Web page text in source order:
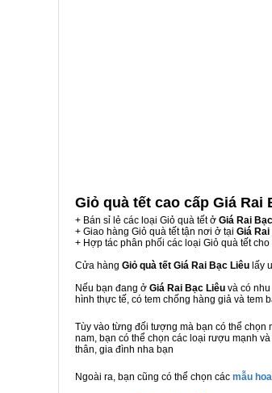
Giỏ quà tết cao cấp Giá Rai
+ Bán sỉ lẻ các loại Giỏ quà tết ở Giá Rai
+ Giao hàng Giỏ quà tết tận nơi ở tại Giá
+ Hợp tác phân phối các loại Giỏ quà tết
Cửa hàng Giỏ quà tết Giá Rai Bạc Liêu lấy
Nếu bạn đang ở Giá Rai Bạc Liêu và có
hình thực tế, có tem chống hàng giả và tem
Tùy vào từng đối tượng mà bạn có thể
nam, bạn có thể chọn các loại rượu mạnh
thân, gia đình nha bạn
Ngoài ra, bạn cũng có thể chọn các mẫu